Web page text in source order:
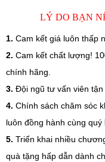
LÝ DO BẠN
1. Cam kết giá luôn thấp
2. Cam kết chất lượng!
chính hãng.
3. Đội ngũ tư vấn viên tận
4. Chính sách chăm sóc
luôn đồng hành cùng quý
5. Triển khai nhiều
quà tặng hấp dẫn dành